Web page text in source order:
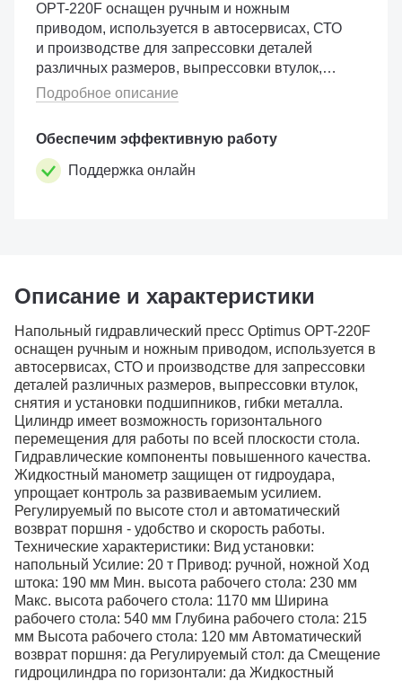
OPT-220F оснащен ручным и ножным
приводом, используется в автосервисах, СТО
и производстве для запрессовки деталей
различных размеров, выпрессовки втулок,
снятия и установки подшипников, гибки
металла. Цилиндр имеет возможность
Подробное описание
Обеспечим эффективную работу
Поддержка онлайн
Описание и характеристики
Напольный гидравлический пресс Optimus OPT-220F
оснащен ручным и ножным приводом, используется в
автосервисах, СТО и производстве для запрессовки
деталей различных размеров, выпрессовки втулок,
снятия и установки подшипников, гибки металла.
Цилиндр имеет возможность горизонтального
перемещения для работы по всей плоскости стола.
Гидравлические компоненты повышенного качества.
Жидкостный манометр защищен от гидроудара,
упрощает контроль за развиваемым усилием.
Регулируемый по высоте стол и автоматический
возврат поршня - удобство и скорость работы.
Технические характеристики: Вид установки:
напольный Усилие: 20 т Привод: ручной, ножной Ход
штока: 190 мм Мин. высота рабочего стола: 230 мм
Макс. высота рабочего стола: 1170 мм Ширина
рабочего стола: 540 мм Глубина рабочего стола: 215
мм Высота рабочего стола: 120 мм Автоматический
возврат поршня: да Регулируемый стол: да Смещение
гидроцилиндра по горизонтали: да Жидкостный